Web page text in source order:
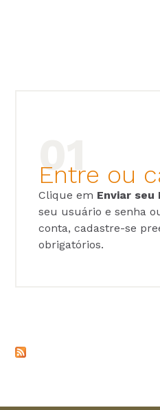
Entre ou
Clique em Enviar
seu usuário e senha
conta, cadastre-se
obrigatórios.